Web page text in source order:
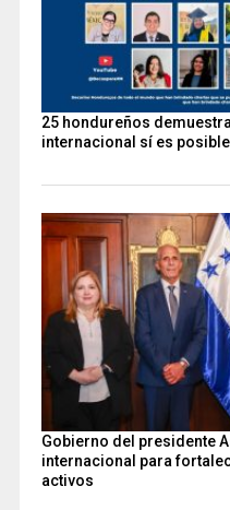
25 hondureños
internacional sí es posible
Gobierno del presidente
internacional para
activos